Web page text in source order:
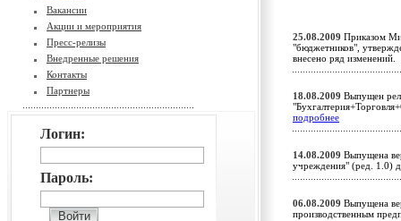
Вакансии
Акции и мероприятия
Пресс-релизы
Внедренные решения
Контакты
Партнеры
Логин:
Пароль:
25.08.2009 Приказом
"бюджетников",
внесено ряд
18.08.2009 Выпущен
подробнее
14.08.2009 Выпущена
учреждения" (ред. 1.0)
06.08.2009 Выпущена
производственным